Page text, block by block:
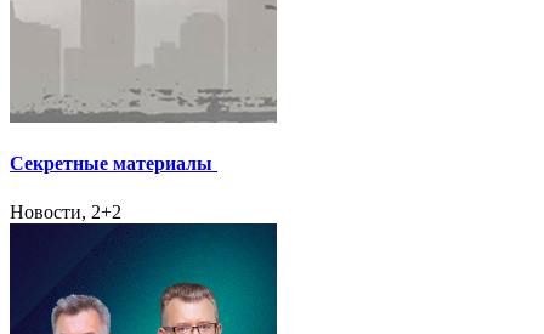
Секретные материалы
Новости, 2+2